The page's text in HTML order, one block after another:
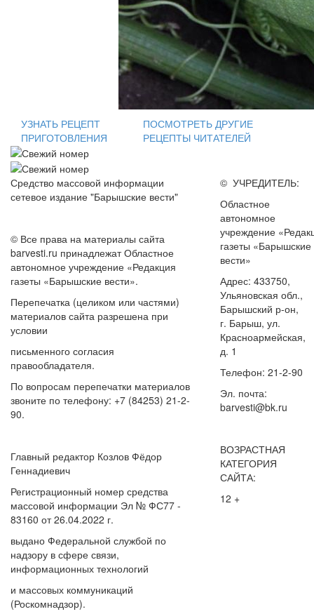
УЗНАТЬ РЕЦЕПТ
ПРИГОТОВЛЕНИЯ
ПОСМОТРЕТЬ ДРУГИЕ
РЕЦЕПТЫ ЧИТАТЕЛЕЙ
Средство массовой информации
сетевое издание "Барышские вести"
© Все права на материалы сайта
barvesti.ru принадлежат Областное
автономное учреждение «Редакция
газеты «Барышские вести».
Перепечатка (целиком или частями)
материалов сайта разрешена при
условии
письменного согласия
правообладателя.
По вопросам перепечатки материалов
звоните по телефону: +7 (84253) 21-2-
90.
Главный редактор Козлов Фёдор
Геннадиевич
Регистрационный номер средства
массовой информации Эл № ФС77 -
83160 от 26.04.2022 г.
выдано Федеральной службой по
надзору в сфере связи,
информационных технологий
и массовых коммуникаций
(Роскомнадзор).
© УЧРЕДИТЕЛЬ:
Областное
автономное
учреждение
газеты «Барышские
вести»
Адрес: 433750,
Ульяновская обл.,
Барышский р-он,
г. Барыш, ул.
Красноармейская,
д. 1
Телефон: 21-2-90
Эл. почта:
barvesti@bk.ru
ВОЗРАСТНАЯ
КАТЕГОРИЯ
САЙТА:
12 +